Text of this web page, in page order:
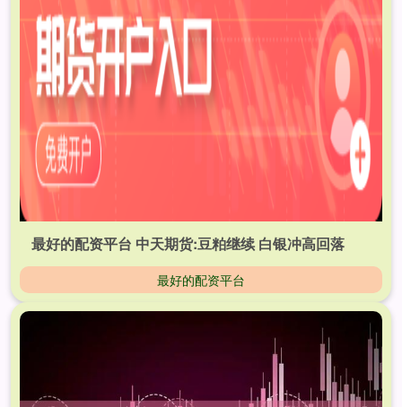
最好的配资平台 中天期货:豆粕继续 白银冲高回落
最好的配资平台